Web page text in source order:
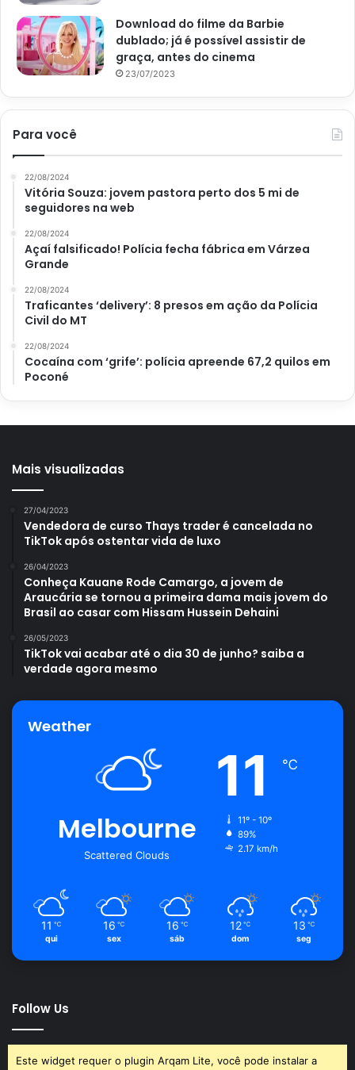
Download do filme da Barbie
dublado; já é possível assistir de
graça, antes do cinema
23/07/2023
Para você
22/08/2024
Vitória Souza: jovem pastora perto dos 5 mi de
seguidores na web
22/08/2024
Açaí falsificado! Polícia fecha fábrica em Várzea
Grande
22/08/2024
Traficantes ‘delivery’: 8 presos em ação da Polícia
Civil do MT
22/08/2024
Cocaína com ‘grife’: polícia apreende 67,2 quilos em
Poconé
Mais visualizadas
27/04/2023
Vendedora de curso Thays trader é cancelada no
TikTok após ostentar vida de luxo
26/04/2023
Conheça Kauane Rode Camargo, a jovem de
Araucária se tornou a primeira dama mais jovem do
Brasil ao casar com Hissam Hussein Dehaini
26/05/2023
TikTok vai acabar até o dia 30 de junho? saiba a
verdade agora mesmo
Weather
Melbourne
Scattered Clouds
11 ℃
11º - 10º
89%
2.17 km/h
11 ℃
qui
16 ℃
sex
16 ℃
sáb
12 ℃
dom
13 ℃
seg
Follow Us
Este widget requer o plugin Arqam Lite, você pode instalar a